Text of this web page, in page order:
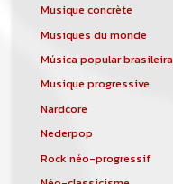
Musique concrète
Musiques du monde
Música popular brasileira
Musique progressive
Nardcore
Nederpop
Rock néo-progressif